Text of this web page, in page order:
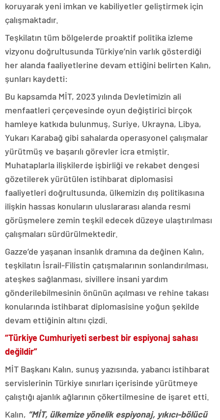
koruyarak yeni imkan ve kabiliyetler geliştirmek için
çalışmaktadır.
Teşkilatın tüm bölgelerde proaktif politika izleme
vizyonu doğrultusunda Türkiye’nin varlık gösterdiği
her alanda faaliyetlerine devam ettiğini belirten Kalın,
şunları kaydetti:
Bu kapsamda MİT, 2023 yılında Devletimizin ali
menfaatleri çerçevesinde oyun değiştirici birçok
hamleye katkıda bulunmuş, Suriye, Ukrayna, Libya,
Yukarı Karabağ gibi sahalarda operasyonel çalışmalar
yürütmüş ve başarılı görevler icra etmiştir.
Muhataplarla ilişkilerde işbirliği ve rekabet dengesi
gözetilerek yürütülen istihbarat diplomasisi
faaliyetleri doğrultusunda, ülkemizin dış politikasına
ilişkin hassas konuların uluslararası alanda resmi
görüşmelere zemin teşkil edecek düzeye ulaştırılması
çalışmaları sürdürülmektedir.
Gazze’de yaşanan insanlık dramına da değinen Kalın,
teşkilatın İsrail-Filistin çatışmalarının sonlandırılması,
ateşkes sağlanması, sivillere insani yardım
gönderilebilmesinin önünün açılması ve rehine takası
konularında istihbarat diplomasisine yoğun şekilde
devam ettiğinin altını çizdi.
“Türkiye Cumhuriyeti serbest bir espiyonaj sahası
değildir”
MİT Başkanı Kalın, sunuş yazısında, yabancı istihbarat
servislerinin Türkiye sınırları içerisinde yürütmeye
çalıştığı ajanlık ağlarının çökertilmesine de işaret etti.
Kalın, “MİT, ülkemize yönelik espiyonaj, yıkıcı-bölücü